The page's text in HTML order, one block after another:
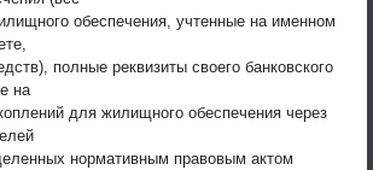
обеспечения, учтенные на именном
полные реквизиты своего банковского
на
для жилищного обеспечения через
нормативным правовым актом